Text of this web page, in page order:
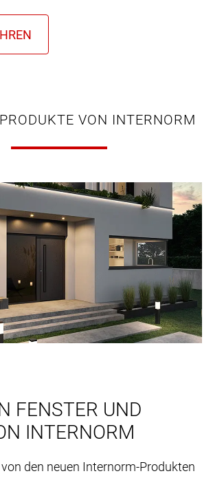
VON INTERNORM
FENSTER UND
INTERNORM
den neuen Internorm-Produkten